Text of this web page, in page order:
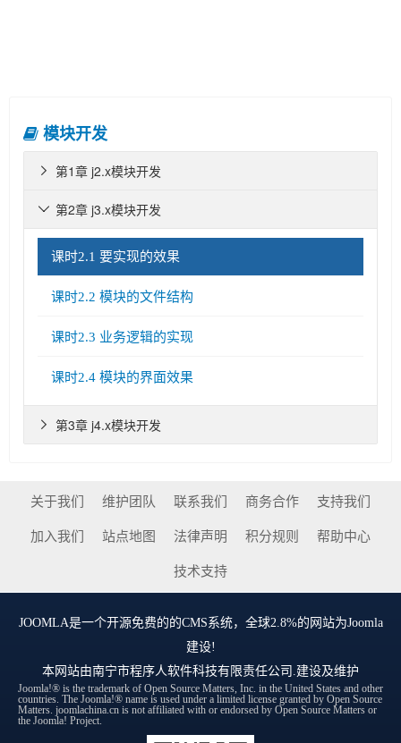
模块开发
第1章 j2.x模块开发

第2章 j3.x模块开发

课时2.1 要实现的效果
课时2.2 模块的文件结构
课时2.3 业务逻辑的实现
课时2.4 模块的界面效果
第3章 j4.x模块开发

关于我们 维护团队 联系我们 商务合作 支持我们
加入我们 站点地图 法律声明 积分规则 帮助中心
技术支持
JOOMLA是一个开源免费的的CMS系统，全球2.8%的网站为Joomla
建设!
本网站由南宁市程序人软件科技有限责任公司 .建设及维护
Joomla!® is the trademark of Open Source Matters, Inc. in the United States and other
countries. The Joomla!® name is used under a limited license granted by Open Source
Matters. joomlachina.cn is not affiliated with or endorsed by Open Source Matters or
the Joomla! Project.